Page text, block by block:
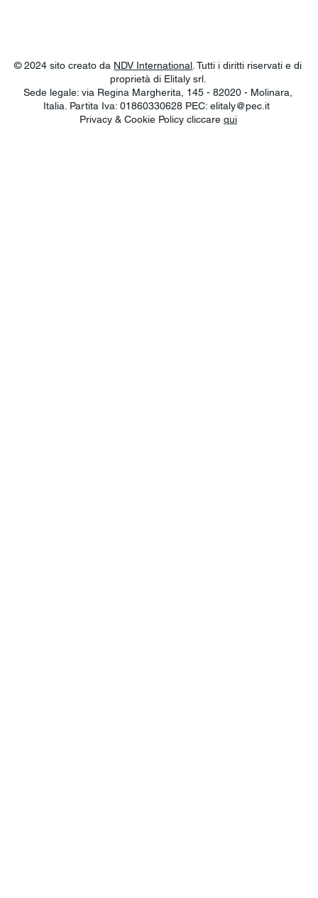
© 2024 sito creato da NDV International . Tutti i diritti riservati e di
proprietà di Elitaly srl.
Sede legale: via Regina Margherita, 145 - 82020 - Molinara,
Italia. Partita Iva: 01860330628 PEC:elitaly@pec.it
Privacy & Cookie Policy cliccare qui